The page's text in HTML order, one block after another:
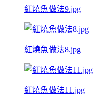
紅燒魚做法9.jpg
紅燒魚做法8.jpg
紅燒魚做法11.jpg